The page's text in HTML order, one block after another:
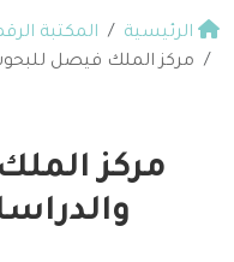
الرئيسية المكتبة
مركز الملك فيصل
مركز